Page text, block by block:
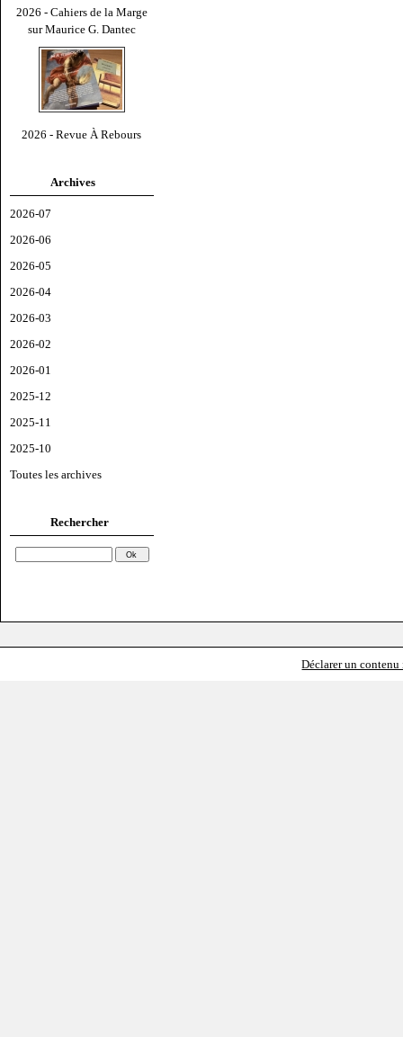
2026 - Cahiers de la Marge
sur Maurice G. Dantec
2026 - Revue À Rebours
Archives
2026-07
2026-06
2026-05
2026-04
2026-03
2026-02
2026-01
2025-12
2025-11
2025-10
Toutes les archives
Rechercher
Déclarer un